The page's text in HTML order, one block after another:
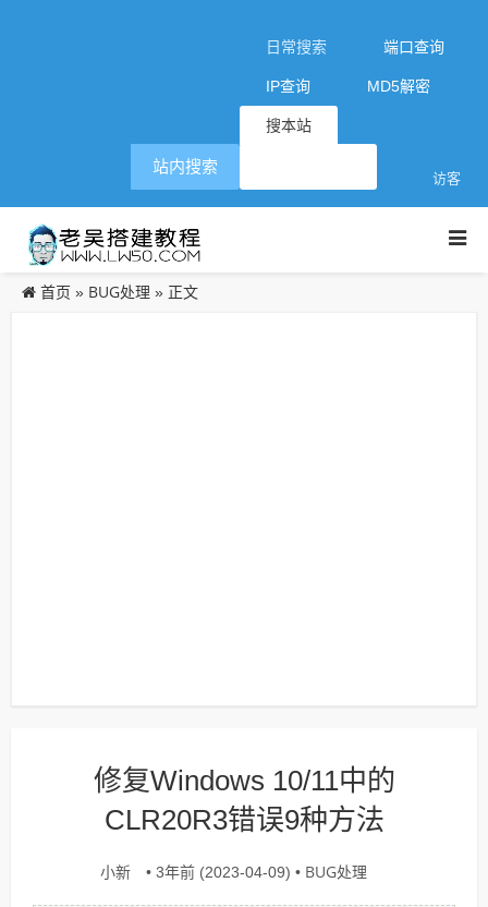
日常搜索 端口查询
IP查询 MD5解密
搜本站
访客
站内搜索
首页 » BUG处理 » 正文
修复Windows 10/11中的
CLR20R3错误9种方法
小新 • 3年前 (2023-04-09) • BUG处理